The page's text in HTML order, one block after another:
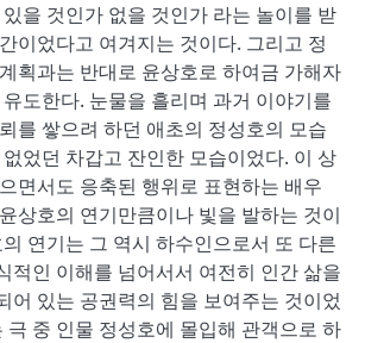
을 것인가 없을 것인가 라는 놀이를 받
이었다고 여겨지는 것이다. 그리고 정
획과는 반대로 윤상호로 하여금 가해자
도한다. 눈물을 흘리며 과거 이야기를
를 쌓으려 하던 애초의 정성호의 모습
었던 차갑고 잔인한 모습이었다. 이 상
면서도 응축된 행위로 표현하는 배우
상호의 연기만큼이나 빛을 발하는 것이
연기는 그 역시 하수인으로서 또 다른
적인 이해를 넘어서서 여전히 인간 삶을
어 있는 공권력의 힘을 보여주는 것이었
극 중 인물 정성호에 몰입해 관객으로 하